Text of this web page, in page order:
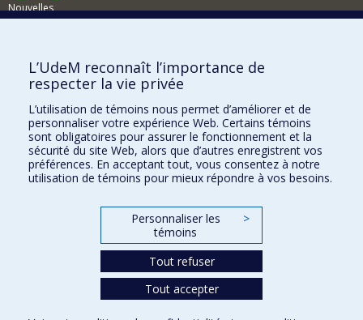
Nouvelles
Comment soutenir le Département?
BESOIN D'AIDE?
Plan du site
Signaler une erreur
Accessibilité
FACULTÉ DES ARTS ET DES SCIENCES
Nos départements et écoles
L’UdeM reconnaît l’importance de
respecter la vie privée
L’utilisation de témoins nous permet d’améliorer et de
personnaliser votre expérience Web. Certains témoins
sont obligatoires pour assurer le fonctionnement et la
sécurité du site Web, alors que d’autres enregistrent vos
préférences. En acceptant tout, vous consentez à notre
utilisation de témoins pour mieux répondre à vos besoins.
Personnaliser les
témoins
>
Tout refuser
Tout accepter